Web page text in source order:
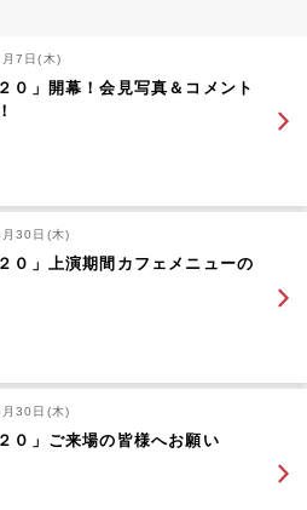
7日(木)
０」開幕！会見写真＆コメント
30日(木)
２０」上演期間カフェメニューの
30日(木)
２０」ご来場の皆様へお願い